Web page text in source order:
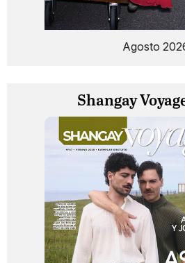
Agosto
Shangay